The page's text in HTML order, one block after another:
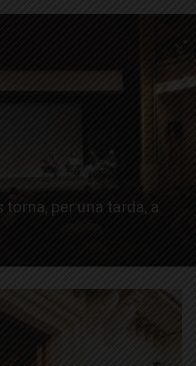
torna, per una tarda, a